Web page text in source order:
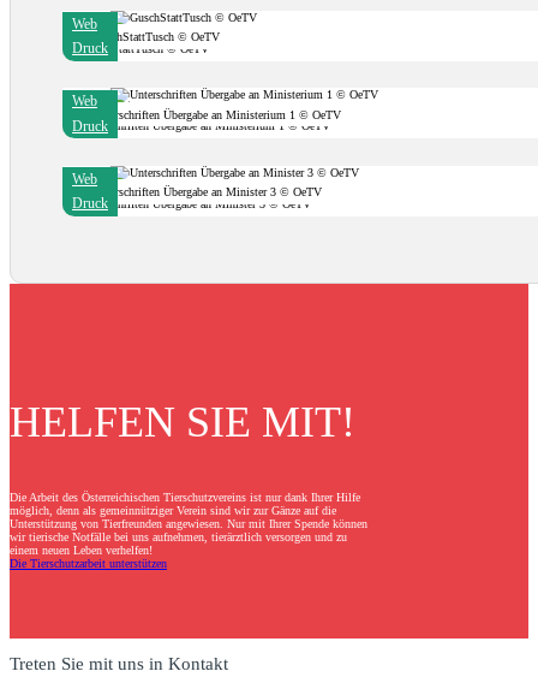
GuschStattTusch © OeTV
Web
Druck
Unterschriften Übergabe an Ministerium 1 © OeTV
Web
Druck
Unterschriften Übergabe an Minister 3 © OeTV
Web
Druck
HELFEN SIE MIT!
Die Arbeit des Österreichischen Tierschutzvereins ist nur dank Ihrer Hilfe
möglich, denn als gemeinnütziger Verein sind wir zur Gänze auf die
Unterstützung von Tierfreunden angewiesen. Nur mit Ihrer Spende können
wir tierische Notfälle bei uns aufnehmen, tierärztlich versorgen und zu
einem neuen Leben verhelfen!
Die Tierschutzarbeit unterstützen
Treten Sie mit uns in Kontakt